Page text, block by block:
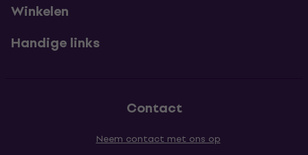
Winkelen
Handige links
Contact
Neem contact met ons op